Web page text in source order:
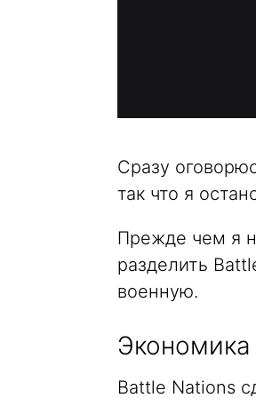
Сразу
так что я
Прежде чем я
разделить
военную.
Экономика
Battle Nations